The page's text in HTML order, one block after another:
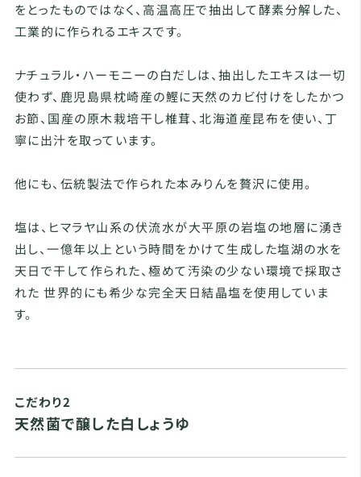
をとったものではなく、高温高圧で抽出して酵素分解した、
工業的に作られるエキスです。
ナチュラル・ハーモニーの白だしは、抽出したエキスは一切
使わず、鹿児島県枕崎産の鰹に天然のカビ付けをしたかつ
お節、国産の原木栽培干し椎茸、北海道産昆布を使い、丁
寧に出汁を取っています。
他にも、伝統製法で作られた本みりんを贅沢に使用。
塩は、ヒマラヤ山系の伏流水が大平原の岩塩の地層に湧き
出し、一億年以上という時間をかけて生成した塩湖の水を
天日で干して作られた、極めて汚染の少ない環境で採取さ
れた 世界的にも希少な完全天日結晶塩を使用していま
す。
こだわり2
天然菌で醸した白しょうゆ